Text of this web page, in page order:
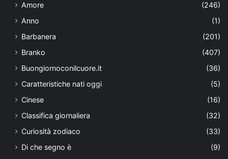
Amore
(246)
Anno
(1)
Barbanera
(201)
Branko
(407)
Buongiornoconilcuore.it
(36)
Caratteristiche nati oggi
(5)
Cinese
(16)
Classifica giornaliera
(32)
Curiosità zodiaco
(33)
Di che segno è
(9)